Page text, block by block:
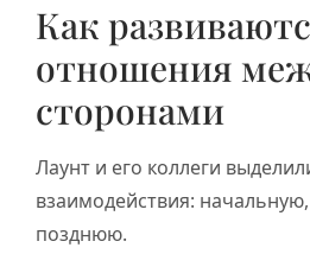
Как
отношения
сторонами
Лаунт и его коллеги
взаимодействия:
позднюю.